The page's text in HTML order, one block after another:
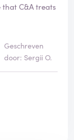
C&A treats
Geschreven
door: Sergii O.